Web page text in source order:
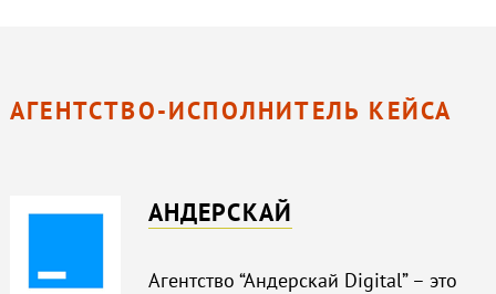
АГЕНТСТВО-ИСПОЛНИТЕЛЬ КЕЙСА
АНДЕРСКАЙ
Агентство “Андерскай Digital” – это